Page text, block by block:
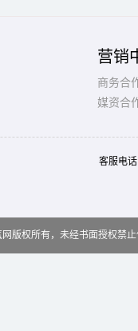
营销
商务合
媒资合
客服电
网版权所有，未经书面授权